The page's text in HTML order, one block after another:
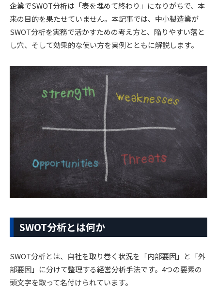
企業でSWOT分析は「表を埋めて終わり」になりがちで、本
来の目的を果たせていません。本記事では、中小製造業が
SWOT分析を実務で活かすための考え方と、陥りやすい落と
し穴、そして効果的な使い方を実例とともに解説します。
SWOT分析とは何か
SWOT分析とは、自社を取り巻く状況を「内部要因」と「外
部要因」に分けて整理する経営分析手法です。4つの要素の
頭文字を取って名付けられています。